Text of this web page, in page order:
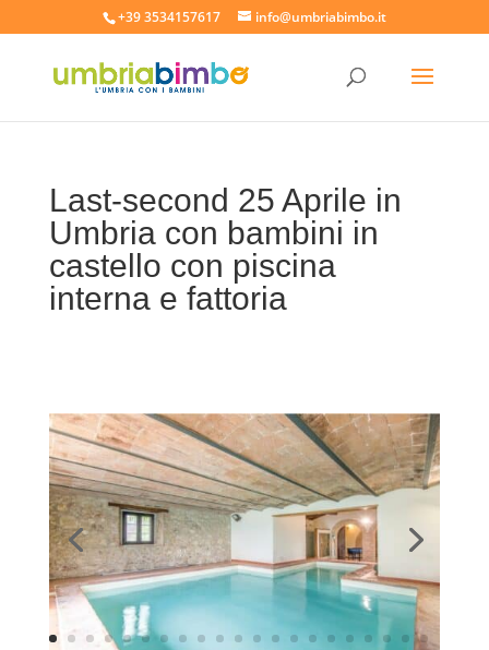
+39 3534157617 info@umbriabimbo.it
Last-second 25 Aprile in
Umbria con bambini in
castello con piscina
interna e fattoria